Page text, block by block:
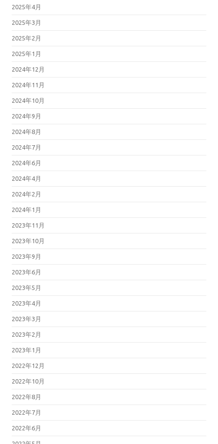
2025年4月
2025年3月
2025年2月
2025年1月
2024年12月
2024年11月
2024年10月
2024年9月
2024年8月
2024年7月
2024年6月
2024年4月
2024年2月
2024年1月
2023年11月
2023年10月
2023年9月
2023年6月
2023年5月
2023年4月
2023年3月
2023年2月
2023年1月
2022年12月
2022年10月
2022年8月
2022年7月
2022年6月